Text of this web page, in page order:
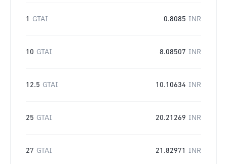
1 GTAI 0.8085 INR
10 GTAI 8.08507 INR
12.5 GTAI 10.10634 INR
25 GTAI 20.21269 INR
27 GTAI 21.82971 INR